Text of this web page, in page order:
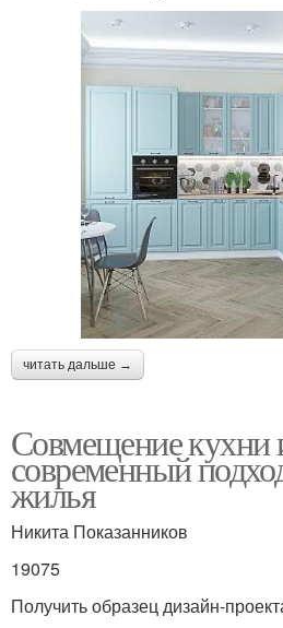
читать дальше →
Совмещение кухни
современный
жилья
Никита Показанников
19075
Получить образец дизайн-